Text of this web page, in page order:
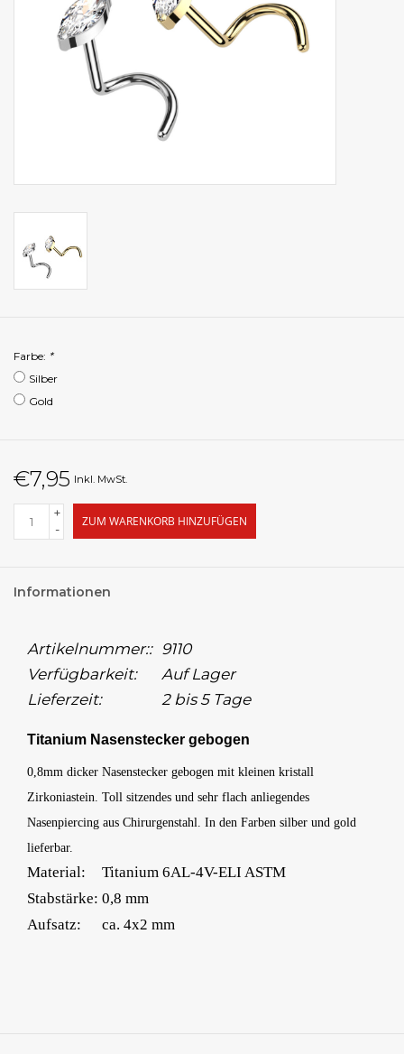
Farbe: *
Silber
Gold
€7,95 Inkl. MwSt.
+
-
ZUM WARENKORB HINZUFÜGEN
Informationen
Artikelnummer:: 9110
Verfügbarkeit:
Auf Lager
Lieferzeit:
2 bis 5 Tage
Titanium Nasenstecker gebogen
0,8mm dicker Nasenstecker gebogen mit kleinen kristall
Zirkoniastein. Toll sitzendes und sehr flach anliegendes
Nasenpiercing aus Chirurgenstahl. In den Farben silber und gold
lieferbar.
Material:
Titanium 6AL-4V-ELI ASTM
Stabstärke: 0,8 mm
Aufsatz:
ca. 4x2 mm